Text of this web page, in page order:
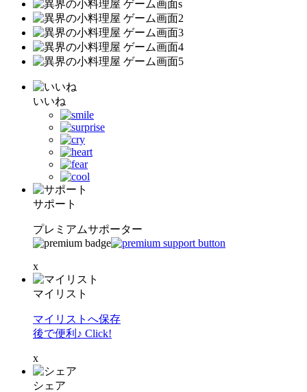
いいね
サポート
プレミアムサポーター
x
マイリスト
マイリストへ保存
後で便利♪ Click!
x
シェア